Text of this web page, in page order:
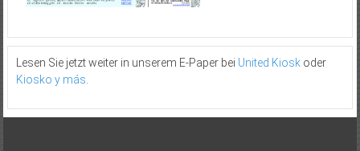
Lesen Sie jetzt weiter in unserem E-Paper bei United Kioskoder
Kiosko y más.